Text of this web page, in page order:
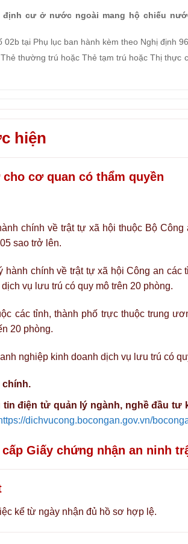
cư ở nước ngoài mang hộ chiếu
02b tại Phụ lục ban hành kèm theo Nghị định
thường trú hoặc Thẻ tạm trú hoặc Thị thực
hiện
cơ quan có thẩm quyền
chính về trật tự xã hội thuộc Bộ
sao trở lên.
hành chính về trật tự xã hội Công an
vụ lưu trú có quy mô trên 20 phòng.
các tỉnh, thành phố trực thuộc trung
20 phòng.
nghiệp kinh doanh dịch vụ lưu trú có
chính.
tin điện tử quản lý ngành, nghề đầu tư
dichvucong.bocongan.gov.vn/
Giấy chứng nhận an ninh
kể từ ngày nhận đủ hồ sơ hợp lệ.